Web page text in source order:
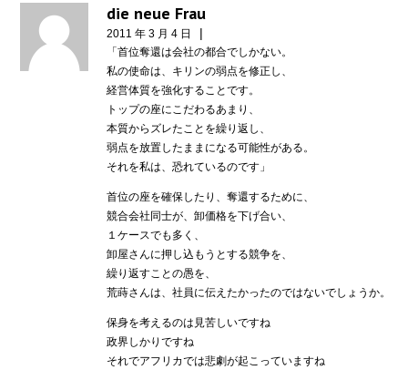
die neue Frau
2011 年 3 月 4 日 |
「首位奪還は会社の都合でしかない。
私の使命は、キリンの弱点を修正し、
経営体質を強化することです。
トップの座にこだわるあまり、
本質からズレたことを繰り返し、
弱点を放置したままになる可能性がある。
それを私は、恐れているのです」
首位の座を確保したり、奪還するために、
競合会社同士が、卸価格を下げ合い、
１ケースでも多く、
卸屋さんに押し込もうとする競争を、
繰り返すことの愚を、
荒蒔さんは、社員に伝えたかったのではないでしょうか。
保身を考えるのは見苦しいですね
政界しかりですね
それでアフリカでは悲劇が起こっていますね